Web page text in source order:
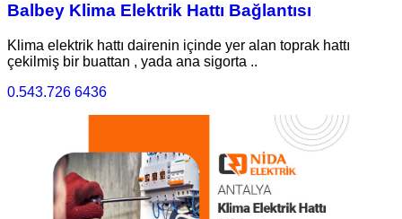
Balbey Klima Elektrik Hattı Bağlantısı
Klima elektrik hattı dairenin içinde yer alan toprak hattı
çekilmiş bir buattan , yada ana sigorta ..
0.543.726 6436